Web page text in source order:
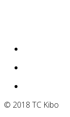
© 2018 TC Kibo